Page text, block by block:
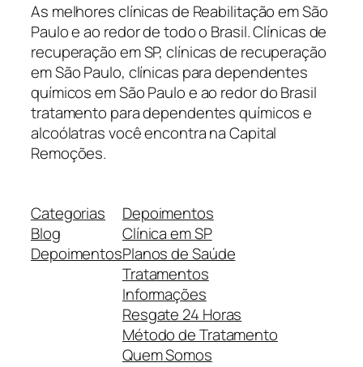
As melhores clínicas de Reabilitação em São
Paulo e ao redor de todo o Brasil. Clínicas de
recuperação em SP, clínicas de recuperação
em São Paulo, clínicas para dependentes
químicos em São Paulo e ao redor do Brasil
tratamento para dependentes químicos e
alcoólatras você encontra na Capital
Remoções.
Categorias
Blog
Depoimentos
Depoimentos
Clínica em SP
Planos de Saúde
Tratamentos
Informações
Resgate 24 Horas
Método de Tratamento
Quem Somos